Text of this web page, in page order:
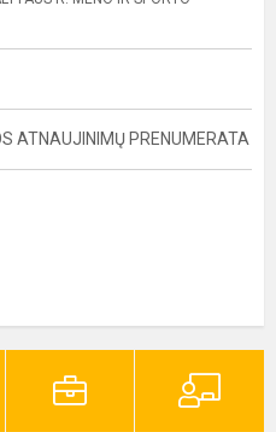
ATNAUJINIMŲ PRENUMERATA